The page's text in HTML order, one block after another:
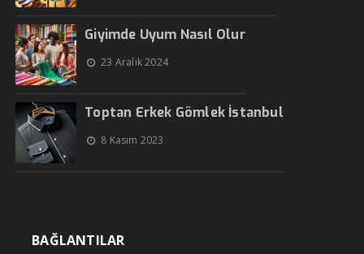
Giyimde Uyum Nasıl Olur
23 Aralık 2024
Toptan Erkek Gömlek İstanbul
8 Kasım 2023
BAĞLANTILAR